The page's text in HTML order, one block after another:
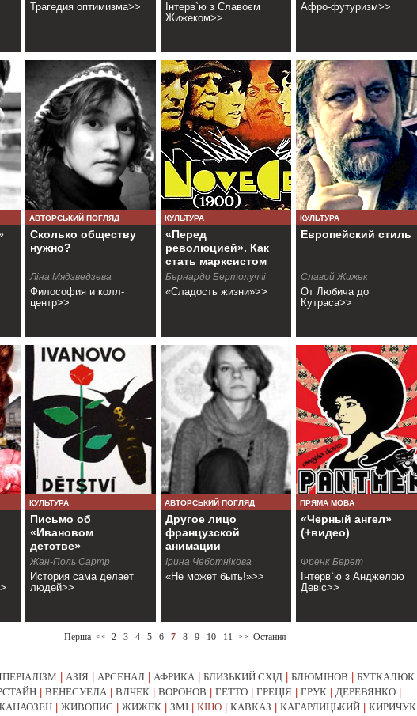
Трагедия оптимизма>>
Інтерв`ю з Славоєм
Жижеком>>
Афро-футуризм>>
АВТОРСЬКИЙ ПОГЛЯД
Сколько обществу
нужно?
Ліна Мядзведзева
Философия и колл-
центр>>
КУЛЬТУРА
«Перед
революцией». Как
стать марксистом
Бернардо Бертолуччі
«Сладость жизни»>>
КУЛЬТУРА
Европейский стиль
Славой Жижек
От Любича до
Кутраса>>
КУЛЬТУРА
Письмо об
«Ивановом
детстве»
Жан-Поль Сартр
История сама делает
людей>>
АВТОРСЬКИЙ ПОГЛЯД
Другое лицо
французской
анимации
Ірина Чеботнікова
«Не может быть!»>>
ПРЯМА МОВА
«Черный ангел»
(+видео)
Френк Берет
Інтерв`ю з Анджелою
Девіс>>
Перша << 2 3 4 5 6 7 8 9 10 11 >> Остання
АЗІЯ АРСЕНАЛ АФРИКА БЛИЗЬКИЙ СХІД БЛЮМІНОВ БУТКАЛЮК
ВЕНЕСУЕЛА ВЛЧЕК ВОРОНОВ ГЕТТО ГРЕЦІЯ ГРУК ДЕРЕВЯНКО
ЖИВОПИС ЖИЖЕК ЗМІ КІНО КАВКАЗ КАГАРЛИЦЬКИЙ КИРИЧУК